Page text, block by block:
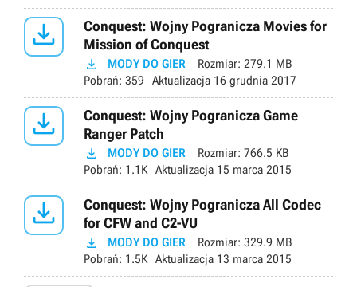

Conquest: Wojny Pogranicza Movies for
Mission of Conquest
 MODY DO GIER Rozmiar: 279.1 MB
Pobrań: 359 Aktualizacja 16 grudnia 2017

Conquest: Wojny Pogranicza Game
Ranger Patch
 MODY DO GIER Rozmiar: 766.5 KB
Pobrań: 1.1K Aktualizacja 15 marca 2015

Conquest: Wojny Pogranicza All Codec
for CFW and C2-VU
 MODY DO GIER Rozmiar: 329.9 MB
Pobrań: 1.5K Aktualizacja 13 marca 2015